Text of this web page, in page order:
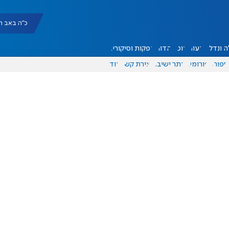
כ"ה באב תשפ"ו
ונדל"ן דעות אוכל יהדות הפקות וסיקורים
ספורט פורומים אתר ישיבה יצירת קשר עוד